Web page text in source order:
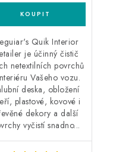
Quik Interior
je účinný čistič
netextilních povrchů
Vašeho vozu.
deska, obložení
plastové, kovové i
dekory a další
vyčistí snadno...